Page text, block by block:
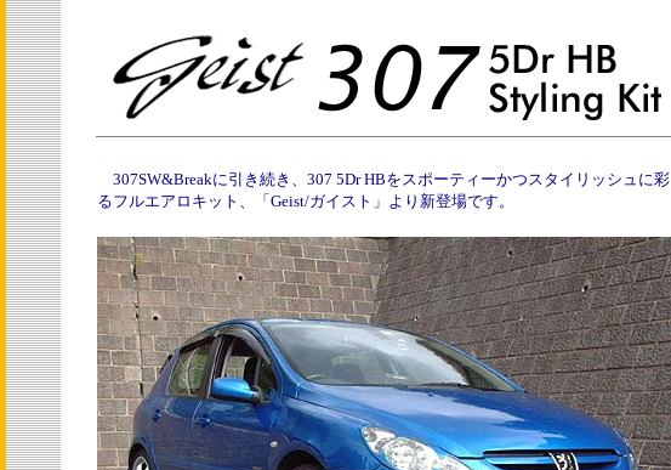
307SW&Breakに引き続き、307 5Dr HBをスポーティーかつスタイリッシュに彩
るフルエアロキット、「Geist/ガイスト」より新登場です。